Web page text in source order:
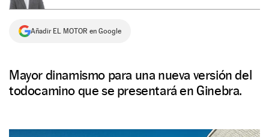
Añadir EL MOTOR en Google
Mayor dinamismo para una nueva versión del
todocamino que se presentará en Ginebra.